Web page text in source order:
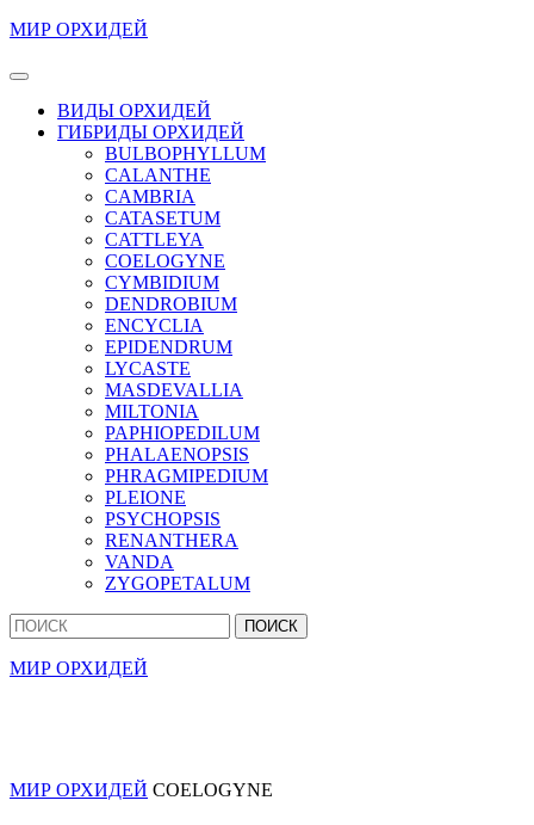
Перейти
содержимому
содержимому
МИР ОРХИДЕЙ
Кнопка
ОткрытьВИДЫ ОРХИДЕЙ
ГИБРИДЫ ОРХИДЕЙ
BULBOPHYLLUM
CALANTHE
CAMBRIA
CATASETUM
CATTLEYA
COELOGYNE
CYMBIDIUM
DENDROBIUM
ENCYCLIA
EPIDENDRUM
LYCASTE
MASDEVALLIA
MILTONIA
PAPHIOPEDILUM
PHALAENOPSIS
PHRAGMIPEDIUM
PLEIONE
PSYCHOPSIS
RENANTHERA
VANDA
ZYGOPETALUM
Кнопка
Закрыть
Найти:
МИР ОРХИДЕЙ
МИР ОРХИДЕЙ COELOGYNE